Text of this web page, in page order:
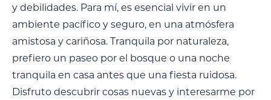
y debilidades. Para mí, es esencial vivir en un
ambiente pacífico y seguro, en una atmósfera
amistosa y cariñosa. Tranquila por naturaleza,
prefiero un paseo por el bosque o una noche
tranquila en casa antes que una fiesta ruidosa.
Disfruto descubrir cosas nuevas y interesarme por